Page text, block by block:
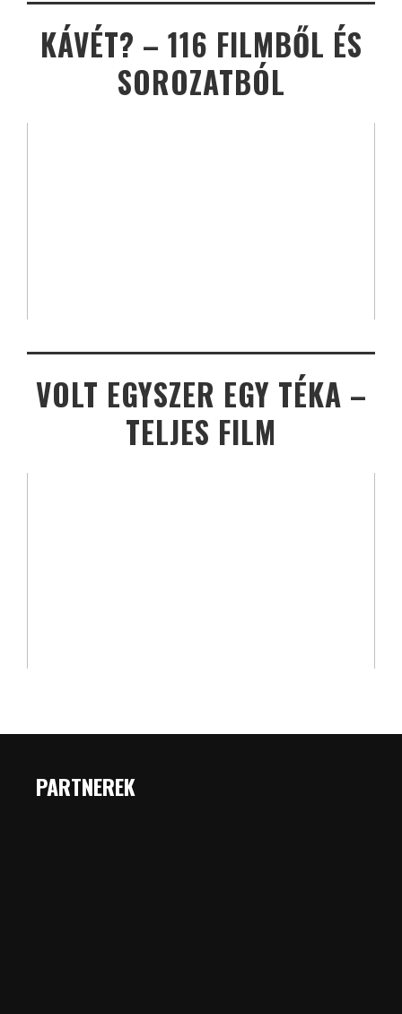
KÁVÉT? – 116 FILMBŐL ÉS
SOROZATBÓL
VOLT EGYSZER EGY TÉKA –
TELJES FILM
PARTNEREK